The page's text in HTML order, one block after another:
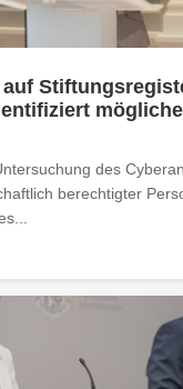
des
berechtigter